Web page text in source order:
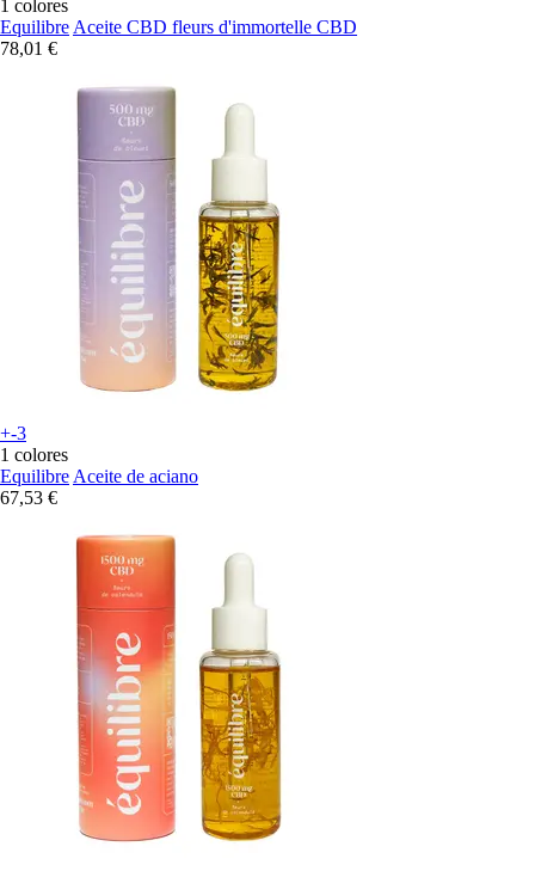
1 colores
Equilibre Aceite CBD fleurs d'immortelle CBD
78,01 €
+-3
1 colores
Equilibre Aceite de aciano
67,53 €